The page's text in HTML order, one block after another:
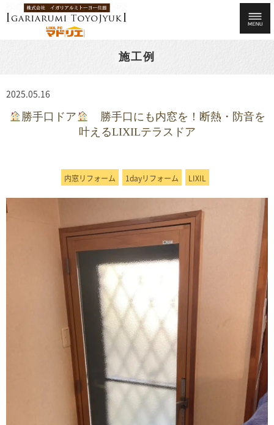
施工例
2025.05.16
勝手口ドア
勝手口にも内窓を！断熱・防音を
叶えるLIXILテラスドア
内窓リフォーム 1dayリフォーム LIXIL